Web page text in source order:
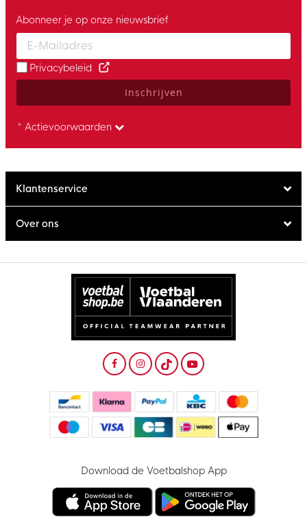
Enter your email and accept the privacy policy to subscribe to
Abonneer je op onze nieuwsbrief
Privacybeleid
Inschrijven
* Actievoorwaarden
Klantenservice
Over ons
Download de Voetbalshop App